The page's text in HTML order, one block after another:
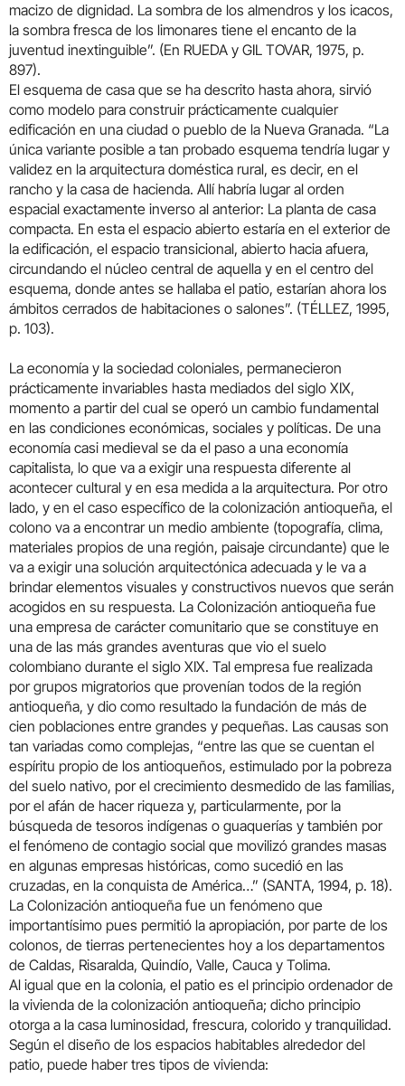
macizo de dignidad. La sombra de los almendros y los icacos,
la sombra fresca de los limonares tiene el encanto de la
juventud inextinguible”. (En RUEDA y GIL TOVAR, 1975, p.
897).
El esquema de casa que se ha descrito hasta ahora, sirvió
como modelo para construir prácticamente cualquier
edificación en una ciudad o pueblo de la Nueva Granada. “La
única variante posible a tan probado esquema tendría lugar y
validez en la arquitectura doméstica rural, es decir, en el
rancho y la casa de hacienda. Allí habría lugar al orden
espacial exactamente inverso al anterior: La planta de casa
compacta. En esta el espacio abierto estaría en el exterior de
la edificación, el espacio transicional, abierto hacia afuera,
circundando el núcleo central de aquella y en el centro del
esquema, donde antes se hallaba el patio, estarían ahora los
ámbitos cerrados de habitaciones o salones”. (TÉLLEZ, 1995,
p. 103).
La economía y la sociedad coloniales, permanecieron
prácticamente invariables hasta mediados del siglo XIX,
momento a partir del cual se operó un cambio fundamental
en las condiciones económicas, sociales y políticas. De una
economía casi medieval se da el paso a una economía
capitalista, lo que va a exigir una respuesta diferente al
acontecer cultural y en esa medida a la arquitectura. Por otro
lado, y en el caso específico de la colonización antioqueña, el
colono va a encontrar un medio ambiente (topografía, clima,
materiales propios de una región, paisaje circundante) que le
va a exigir una solución arquitectónica adecuada y le va a
brindar elementos visuales y constructivos nuevos que serán
acogidos en su respuesta. La Colonización antioqueña fue
una empresa de carácter comunitario que se constituye en
una de las más grandes aventuras que vio el suelo
colombiano durante el siglo XIX. Tal empresa fue realizada
por grupos migratorios que provenían todos de la región
antioqueña, y dio como resultado la fundación de más de
cien poblaciones entre grandes y pequeñas. Las causas son
tan variadas como complejas, “entre las que se cuentan el
espíritu propio de los antioqueños, estimulado por la pobreza
del suelo nativo, por el crecimiento desmedido de las familias,
por el afán de hacer riqueza y, particularmente, por la
búsqueda de tesoros indígenas o guaquerías y también por
el fenómeno de contagio social que movilizó grandes masas
en algunas empresas históricas, como sucedió en las
cruzadas, en la conquista de América…” (SANTA, 1994, p. 18).
La Colonización antioqueña fue un fenómeno que
importantísimo pues permitió la apropiación, por parte de los
colonos, de tierras pertenecientes hoy a los departamentos
de Caldas, Risaralda, Quindío, Valle, Cauca y Tolima.
Al igual que en la colonia, el patio es el principio ordenador de
la vivienda de la colonización antioqueña; dicho principio
otorga a la casa luminosidad, frescura, colorido y tranquilidad.
Según el diseño de los espacios habitables alrededor del
patio, puede haber tres tipos de vivienda: